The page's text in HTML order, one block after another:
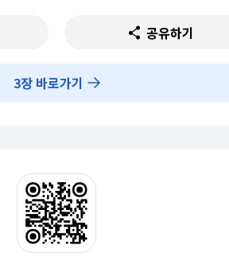
공유하기
3장 바로가기